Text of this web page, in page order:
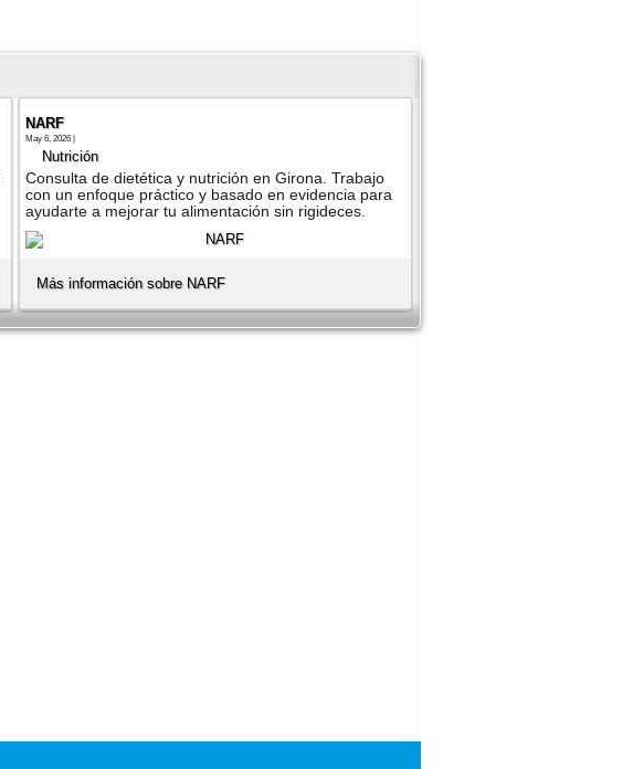
NARF
May 6, 2026 |
Nutrición
Consulta de dietética y nutrición en Girona. Trabajo
con un enfoque práctico y basado en evidencia para
ayudarte a mejorar tu alimentación sin rigideces.
Más información sobre NARF